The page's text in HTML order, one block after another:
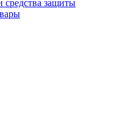
средства защиты